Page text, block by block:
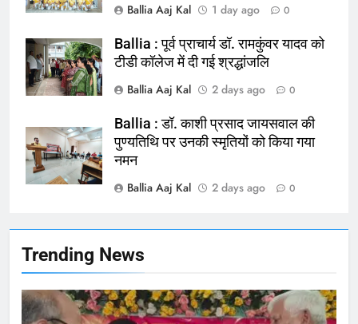
Trending News
164
चिकित्सक, किया प्रदर्शन
NATIONAL बलिया
165
बलिया को मिलेगी नई ट्रेन की सौगात
NATIONAL
166
Ballia : कर्ज के बोझ तले दबे कारोबारी ने
Ballia Aaj Kal
1 day ago 0
Ballia : पूर्व प्राचार्य डॉ. रामकुंवर यादव को
टीडी कॉलेज में दी गई श्रद्धांजलि
Ballia Aaj Kal
2 days ago 0
Ballia : डॉ. काशी प्रसाद जायसवाल की
पुण्यतिथि पर उनकी स्मृतियों को किया गया
नमन
Ballia Aaj Kal
2 days ago 0